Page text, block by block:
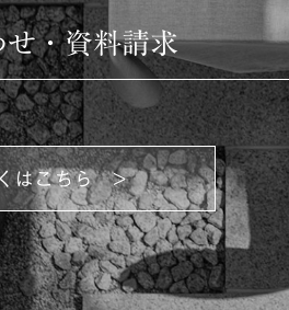
・資料請求
はこちら >